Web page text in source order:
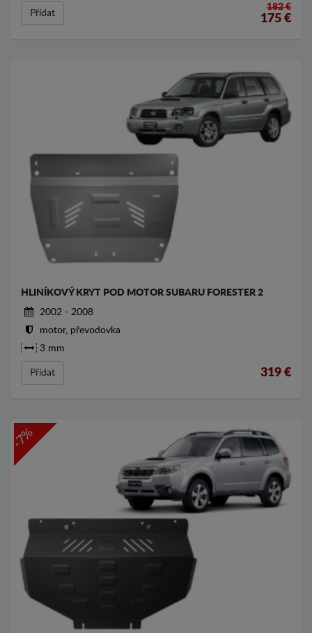
Přídat
182 €
175 €
HLINÍKOVÝ KRYT POD MOTOR SUBARU FORESTER 2
2002 - 2008
motor, převodovka
3 mm
Přídat 319 €
-7%